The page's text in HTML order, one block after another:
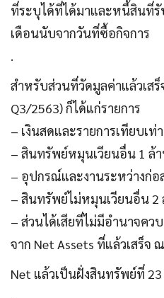
ที่ระบุได้ที่ได้มาและหนี้สินที่รั
เดือนนับจากวันที่ซื้อกิจการ
.
สำหรับส่วนที่วัดมูลค่าแล้วเสร็
Q3/2563) ก็ได้แก่รายการ
– เงินสดและรายการเทียบเท่
– สินทรัพย์หมุนเวียนอื่น 1 ล้
– อุปกรณ์และงานระหว่างก่อ
– สินทรัพย์ไม่หมุนเวียนอื่น 2
– ส่วนได้เสียที่ไม่มีอำนาจค
จาก Net Assets ที่แล้วเสร็จ
Net แล้วเป็นฝั่งสินทรัพย์ที่